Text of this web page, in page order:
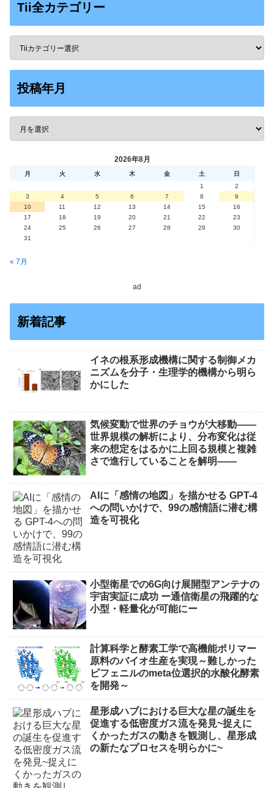
Tii全カテゴリー
投稿年月
2026年8月
月 火 水 木 金 土
日
1
2
3
4 5 6 7 8
9
10
11 12 13 14 15
16
17
18 19 20 21 22
23
24
25 26 27 28 29
30
31
« 7月
ad
新着記事
イネの根系形成機構に関する制御メカ
ニズムを分子・生理学的機構から明ら
かにした
気候変動で世界のチョウが大移動――
世界規模の解析により、分布変化は従
来の想定をはるかに上回る規模と複雑
さで進行していることを解明――
AIに「感情の地図」を描かせる GPT-4
への問いかけで、99の感情語に潜む構
造を可視化
小型衛星での6G向け展開型アンテナの
宇宙実証に成功 ー通信衛星の飛躍的な
小型・軽量化が可能にー
計算科学と酵素工学で高機能ポリマー
原料のバイオ生産を実現～難しかった
ビフェニルのmeta位選択的水酸化酵素
を開発～
星形成ハブにおける巨大な星の誕生を
促進する低密度ガス流を発見~捉えに
くかったガスの動きを観測し、星形成
の新たなプロセスを明らかに~